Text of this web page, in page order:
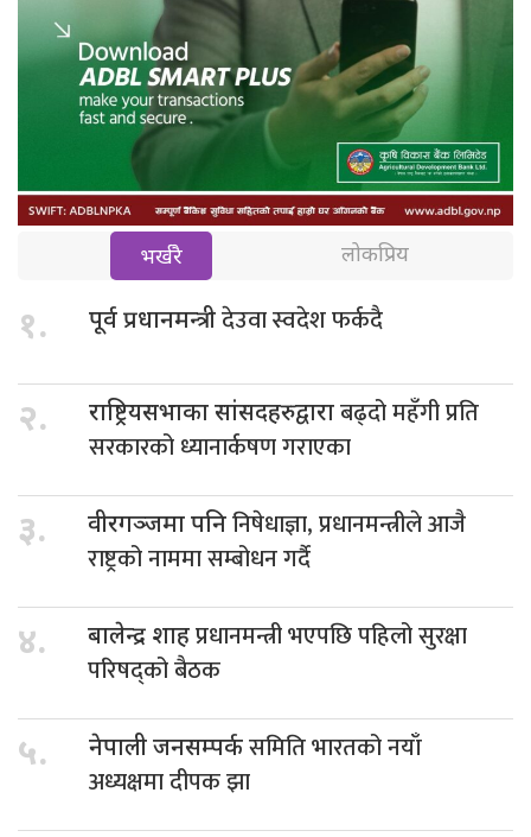
भर्खरै लोकप्रिय
१. पूर्व प्रधानमन्त्रीदेउवा स्वदेश फर्कदै
२. राष्ट्रियसभाका सांसदहरुद्वाराबढ्दो महँगी प्रति
सरकारको ध्यानार्कषण गराएका
३. वीरगञ्जमा पनिनिषेधाज्ञा, प्रधानमन्त्रीले आजै
राष्ट्रको नाममा सम्बोधन गर्दै
४. बालेन्द्र शाहप्रधानमन्त्री भएपछि पहिलो सुरक्षा
परिषद्को बैठक
५. नेपाली जनसम्पर्कसमिति भारतको नयाँ
अध्यक्षमा दीपक झा